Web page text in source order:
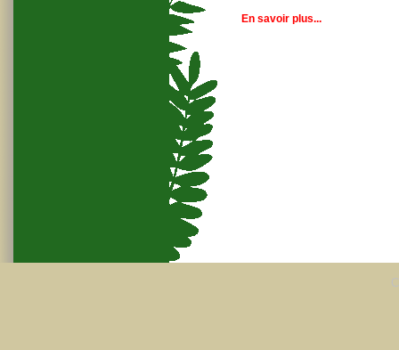
En savoir plus...